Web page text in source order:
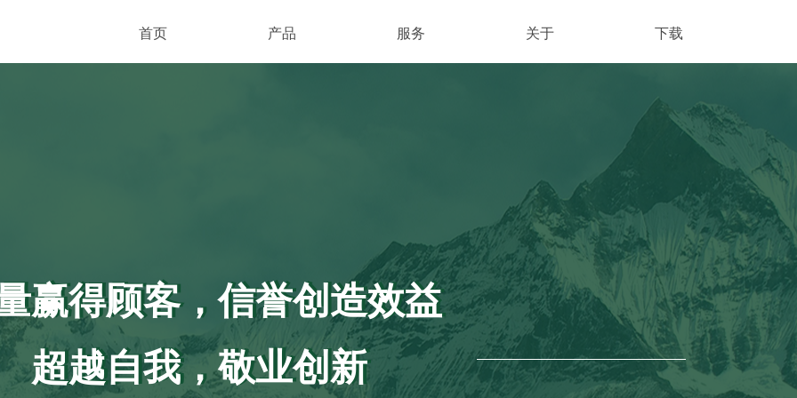
首页 产品 服务 关于 下载
赢得顾客，信誉创造效益
超越自我，敬业创新
赢得顾客，信誉创造效益
超越自我，敬业创新